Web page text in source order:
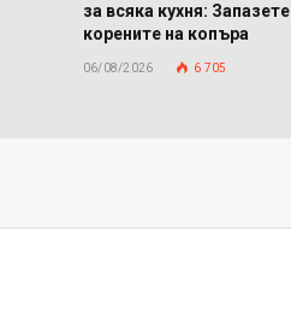
за всяка кухня: Запазете
корените на копъра
06/08/2026 6 705